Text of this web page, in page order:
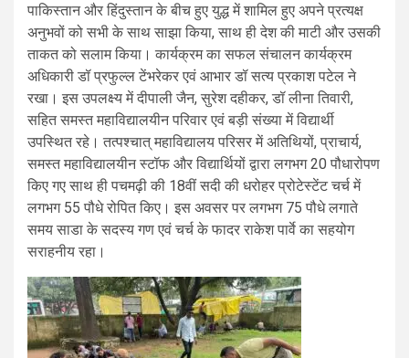
पाकिस्तान और हिंदुस्तान के बीच हुए युद्ध में शामिल हुए अपने प्रत्यक्ष
अनुभवों को सभी के साथ साझा किया, साथ ही देश की माटी और उसकी
ताकत को सलाम किया। कार्यक्रम का सफल संचालन कार्यक्रम
अधिकारी डॉ प्रफुल्ल टेंभरेकर एवं आभार डॉ सत्य प्रकाश पटेल ने
रखा। इस उपलक्ष्य में दीपाली जैन, सुरेश दहीकर, डॉ लीना तिवारी,
सहित समस्त महाविद्यालयीन परिवार एवं बड़ी संख्या में विद्यार्थी
उपस्थित रहे। तत्पश्चात् महाविद्यालय परिसर में अतिथियों, प्राचार्य,
समस्त महाविद्यालयीन स्टॉफ और विद्यार्थियों द्वारा लगभग 20 पौधारोपण
किए गए साथ ही पचमढ़ी की 18वीं सदी की धरोहर प्रोटेस्टेंट चर्च में
लगभग 55 पौधे रोपित किए। इस अवसर पर लगभग 75 पौधे लगाते
समय साडा के सदस्य गण एवं चर्च के फादर राकेश पार्वे का सहयोग
सराहनीय रहा।